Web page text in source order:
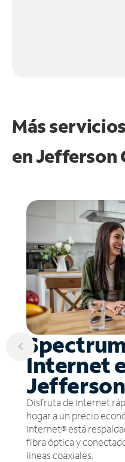
Más
enJefferson
Internet
Disfruta de Internet
hogar a un precio
Internet® está
fibra óptica y
líneas coaxiales.